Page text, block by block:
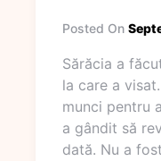
Posted On
Sărăcia a
la care a
munci pentru
a gândit să
dată. Nu a